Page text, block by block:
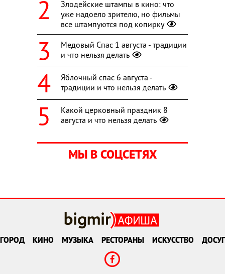
Злодейские штампы в кино: что
уже надоело зрителю, но фильмы
все штампуются под копирку
Медовый Спас 1 августа - традиции
и что нельзя делать
Яблочный спас 6 августа -
традиции и что нельзя делать
Какой церковный праздник 8
августа и что нельзя делать
МЫ В СОЦСЕТЯХ
ГОРОД КИНО МУЗЫКА РЕСТОРАНЫ ИСКУССТВО ДОСУГ